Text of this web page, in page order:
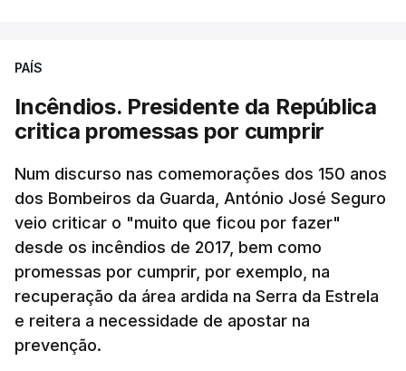
PAÍS
Incêndios. Presidente da República
critica promessas por cumprir
Num discurso nas comemorações dos 150 anos
dos Bombeiros da Guarda, António José Seguro
veio criticar o "muito que ficou por fazer"
desde os incêndios de 2017, bem como
promessas por cumprir, por exemplo, na
recuperação da área ardida na Serra da Estrela
e reitera a necessidade de apostar na
prevenção.